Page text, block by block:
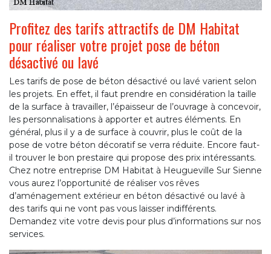
Profitez des tarifs attractifs de DM Habitat
pour réaliser votre projet pose de béton
désactivé ou lavé
Les tarifs de pose de béton désactivé ou lavé varient selon
les projets. En effet, il faut prendre en considération la taille
de la surface à travailler, l’épaisseur de l’ouvrage à concevoir,
les personnalisations à apporter et autres éléments. En
général, plus il y a de surface à couvrir, plus le coût de la
pose de votre béton décoratif se verra réduite. Encore faut-
il trouver le bon prestaire qui propose des prix intéressants.
Chez notre entreprise DM Habitat à Heugueville Sur Sienne
vous aurez l’opportunité de réaliser vos rêves
d’aménagement extérieur en béton désactivé ou lavé à
des tarifs qui ne vont pas vous laisser indifférents.
Demandez vite votre devis pour plus d’informations sur nos
services.